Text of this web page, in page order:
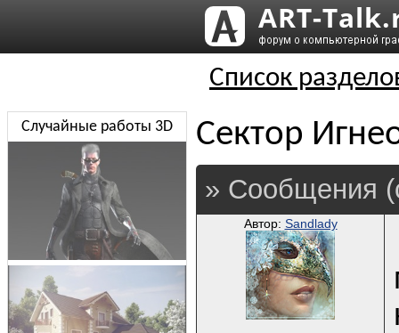
Список
Сектор
» Сообщения
Автор: Sandlady
Случайные работы 3D